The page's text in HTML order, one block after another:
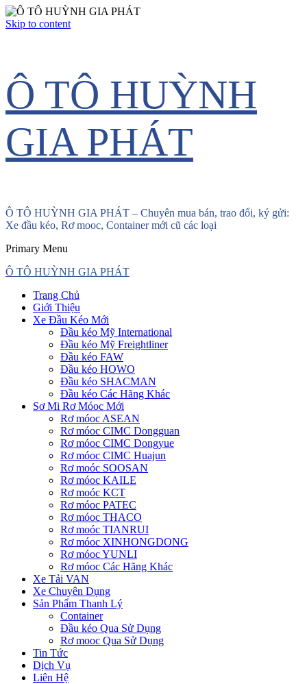
Skip to content
Ô TÔ HUỲNH
GIA PHÁT
Ô TÔ HUỲNH GIA PHÁT – Chuyên mua bán, trao đổi, ký gửi:
Xe đầu kéo, Rơ mooc, Container mới cũ các loại
Primary Menu
Ô TÔ HUỲNH GIA PHÁT
Trang Chủ
Giới Thiệu
Xe Đầu Kéo Mới
Đầu kéo Mỹ International
Đầu kéo Mỹ Freightliner
Đầu kéo FAW
Đầu kéo HOWO
Đầu kéo SHACMAN
Đầu kéo Các Hãng Khác
Sơ Mi Rơ Móoc Mới
Rơ móoc ASEAN
Rơ móoc CIMC Dongguan
Rơ móoc CIMC Dongyue
Rơ móoc CIMC Huajun
Rơ moóc SOOSAN
Rơ móoc KAILE
Rơ moóc KCT
Rơ móoc PATEC
Rơ móoc THACO
Rơ moóc TIANRUI
Rơ móoc XINHONGDONG
Rơ móoc YUNLI
Rơ móoc Các Hãng Khác
Xe Tải VAN
Xe Chuyên Dụng
Sản Phẩm Thanh Lý
Container
Đầu kéo Qua Sử Dụng
Rơ mooc Qua Sử Dụng
Tin Tức
Dịch Vụ
Liên Hệ